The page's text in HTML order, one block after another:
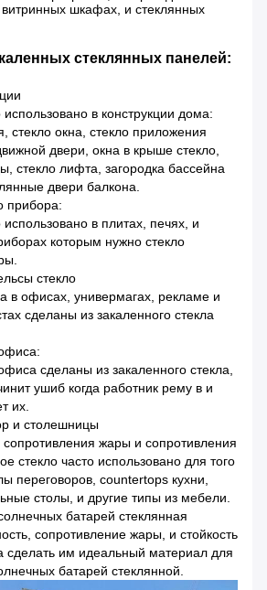
шкафах, и стеклянных
стеклянных панелей:
в конструкции дома:
стекло окна, стекло приложения
двери, окна в крыше стекло,
стекло лифта, загородка бассейна
двери балкона.
прибора:
в плитах, печях, и
которым нужно стекло
стекло
в офисах, универмагах, рекламе и
сделаны из закаленного стекла
сделаны из закаленного стекла,
ушиб когда работник рему в и
их.
и столешницы
сопротивления жары и сопротивления
стекло часто использовано для того
переговоров, countertops кухни,
столы, и другие типы из мебели.
батарей стеклянная
сопротивление жары, и стойкость
сделать им идеальный материал для
батарей стеклянной.